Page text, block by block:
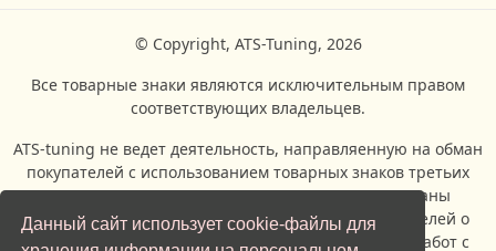
Данный сайт использует cookie-файлы для
© Copyright, ATS-Tuning, 2026
Все товарные знаки являются исключительным правом
соответствующих владельцев.
ATS-tuning не ведет деятельность, направляенную на обман
покупателей с использованием товарных знаков третьих
сторон.Все логотипы всех торговых марок показаны
исключительно с целью информирования посетителей о
возможности проведения ремонтых и сервисных работ с